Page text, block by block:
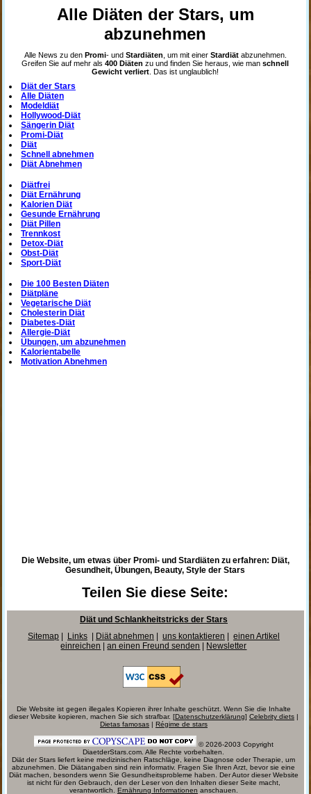
Alle Diäten der Stars, um
abzunehmen
Alle News zu den Promi- und Stardiäten , um mit einer Stardiätabzunehmen.
Greifen Sie auf mehr als400 Diäten zu und finden Sie heraus, wie manschnell
Gewicht verliert . Das ist unglaublich!
Diät der Stars
Alle Diäten
Modeldiät
Hollywood-Diät
Sängerin Diät
Promi-Diät
Diät
Schnell abnehmen
Diät Abnehmen
Diätfrei
Diät Ernährung
Kalorien Diät
Gesunde Ernährung
Diät Pillen
Trennkost
Detox-Diät
Obst-Diät
Sport-Diät
Die 100 Besten Diäten
Diätpläne
Vegetarische Diät
Cholesterin Diät
Diabetes-Diät
Allergie-Diät
Übungen, um abzunehmen
Kalorientabelle
Motivation Abnehmen
Die Website, um etwas über Promi- und Stardiäten zu erfahren: Diät,
Gesundheit, Übungen, Beauty, Style der Stars
Teilen Sie diese Seite:
Diät und Schlankheitstricks der Stars
Sitemap| Links| Diät abnehmen uns kontaktieren
einen Artikel
einreichen
|an einen Freund senden Newsletter
Die Website ist gegen illegales Kopieren ihrer Inhalte geschützt. Wenn Sie die Inhalte
dieser Website kopieren, machen Sie sich strafbar. [Datenschutzerklärung] Celebrity diets|
Dietas famosas| Régime de stars
© 2026-2003 Copyright
DiaetderStars.com. Alle Rechte vorbehalten.
Diät der Stars liefert keine medizinischen Ratschläge, keine Diagnose oder Therapie, um
abzunehmen. Die Diätangaben sind rein informativ. Fragen Sie Ihren Arzt, bevor sie eine
Diät machen, besonders wenn Sie Gesundheitsprobleme haben. Der Autor dieser Website
ist nicht für den Gebrauch, den der Leser von den Inhalten dieser Seite macht,
verantwortlich. Ernährung Informationen anschauen.